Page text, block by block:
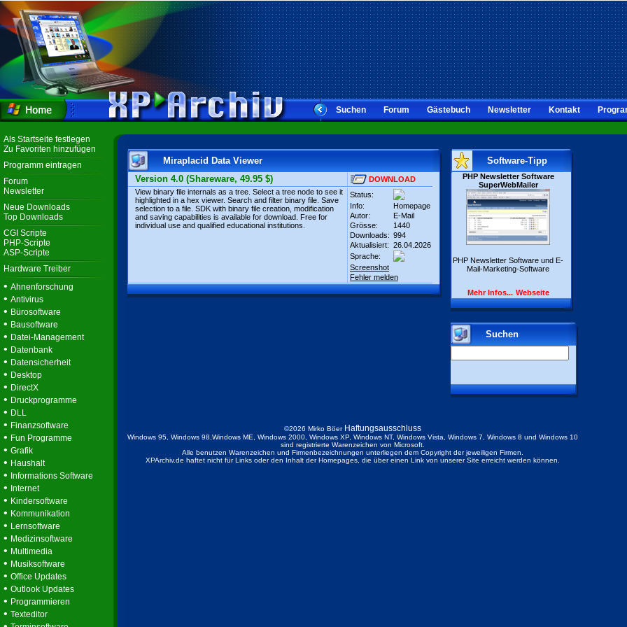
Suchen Forum Gästebuch Newsletter Kontakt
Als Startseite festlegen
Zu Favoriten hinzufügen
Programm eintragen
Forum
Newsletter
Neue Downloads
Top Downloads
CGI Scripte
PHP-Scripte
ASP-Scripte
Hardware Treiber
• Ahnenforschung
• Antivirus
• Bürosoftware
• Bausoftware
• Datei-Management
• Datenbank
• Datensicherheit
• Desktop
• DirectX
• Druckprogramme
• DLL
• Finanzsoftware
• Fun Programme
• Grafik
• Haushalt
• Informations Software
• Internet
• Kindersoftware
• Kommunikation
• Lernsoftware
• Medizinsoftware
• Multimedia
• Musiksoftware
• Office Updates
• Outlook Updates
• Programmieren
• Texteditor
Miraplacid Data Viewer
Version 4.0 (Shareware, 49.95 $)
DOWNLOAD
View binary file internals as a tree. Select a tree node to see it
highlighted in a hex viewer. Search and filter binary file. Save
selection to a file. SDK with binary file creation, modification
and saving capabilities is available for download. Free for
individual use and qualified educational institutions.
Status:
Info:
Homepage
Autor:
E-Mail
Grösse:
1440
Downloads: 994
Aktualisiert: 26.04.2026
Sprache:
Screenshot
Fehler melden
Software-Tipp
PHP Newsletter Software
SuperWebMailer
PHP Newsletter Software und E-
Mail-Marketing-Software
Mehr Infos... Webseite
Suchen
©2026 Mirko Böer Haftungsausschluss
Windows 95, Windows 98,Windows ME, Windows 2000, Windows XP, Windows NT, Windows Vista, Windows 7, Windows 8 und Windows 10
sind registrierte Warenzeichen von Microsoft.
Alle benutzen Warenzeichen und Firmenbezeichnungen unterliegen dem Copyright der jeweiligen Firmen.
XPArchiv.de haftet nicht für Links oder den Inhalt der Homepages, die über einen Link von unserer Site erreicht werden können.